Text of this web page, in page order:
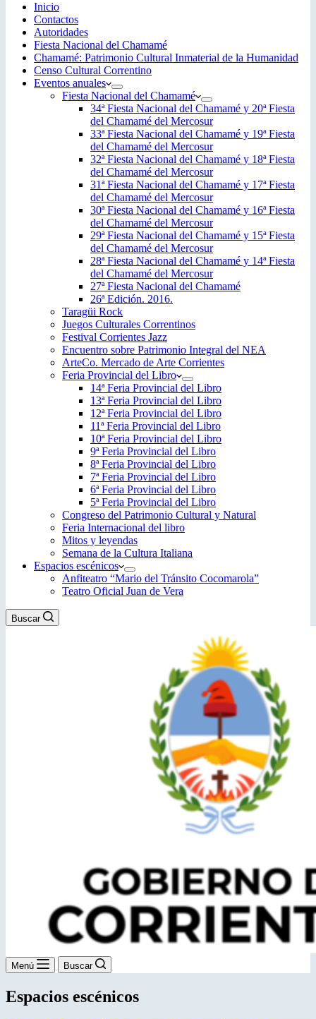
Inicio
Contactos
Autoridades
Fiesta Nacional del Chamamé
Chamamé: Patrimonio Cultural Inmaterial de la Humanidad
Censo Cultural Correntino
Eventos anuales
Fiesta Nacional del Chamamé
34ª Fiesta Nacional del Chamamé y 20ª Fiesta
del Chamamé del Mercosur
33ª Fiesta Nacional del Chamamé y 19ª Fiesta
del Chamamé del Mercosur
32ª Fiesta Nacional del Chamamé y 18ª Fiesta
del Chamamé del Mercosur
31ª Fiesta Nacional del Chamamé y 17ª Fiesta
del Chamamé del Mercosur
30ª Fiesta Nacional del Chamamé y 16ª Fiesta
del Chamamé del Mercosur
29ª Fiesta Nacional del Chamamé y 15ª Fiesta
del Chamamé del Mercosur
28ª Fiesta Nacional del Chamamé y 14ª Fiesta
del Chamamé del Mercosur
27ª Fiesta Nacional del Chamamé
26ª Edición. 2016.
Taragüi Rock
Juegos Culturales Correntinos
Festival Corrientes Jazz
Encuentro sobre Patrimonio Integral del NEA
ArteCo. Mercado de Arte Corrientes
Feria Provincial del Libro
14ª Feria Provincial del Libro
13ª Feria Provincial del Libro
12ª Feria Provincial del Libro
11ª Feria Provincial del Libro
10ª Feria Provincial del Libro
9ª Feria Provincial del Libro
8ª Feria Provincial del Libro
7ª Feria Provincial del Libro
6ª Feria Provincial del Libro
5ª Feria Provincial del Libro
Congreso del Patrimonio Cultural y Natural
Feria Internacional del libro
Mitos y leyendas
Semana de la Cultura Italiana
Espacios escénicos
Anfiteatro “Mario del Tránsito Cocomarola”
Teatro Oficial Juan de Vera
Buscar
Menú Buscar
Espacios escénicos